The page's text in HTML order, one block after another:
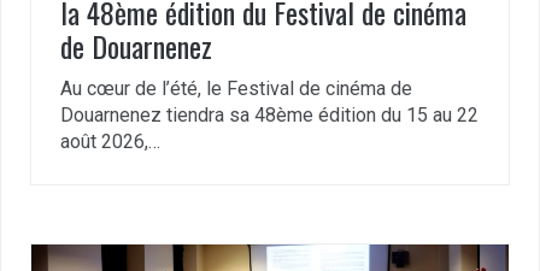
la 48ème édition du Festival de cinéma
de Douarnenez
Au cœur de l’été, le Festival de cinéma de
Douarnenez tiendra sa 48ème édition du 15 au 22
août 2026,…